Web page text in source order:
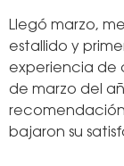
Llegó marzo,
estallido y
experiencia de
de marzo del
recomendación
bajaron su